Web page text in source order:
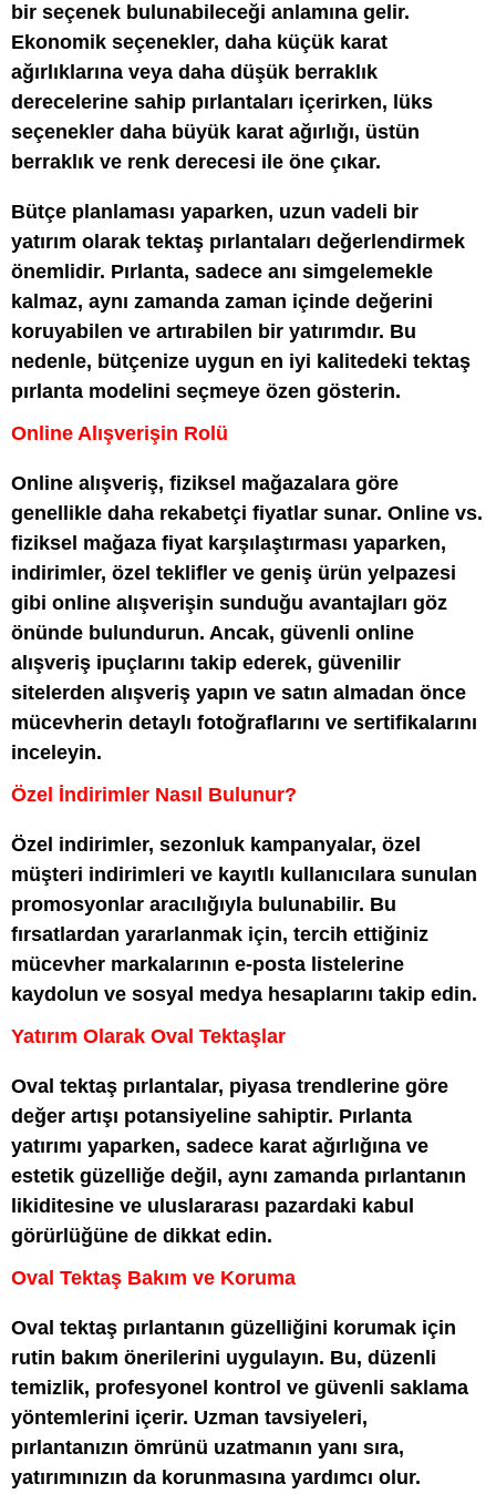
bir seçenek bulunabileceği anlamına gelir.
Ekonomik seçenekler, daha küçük karat
ağırlıklarına veya daha düşük berraklık
derecelerine sahip pırlantaları içerirken, lüks
seçenekler daha büyük karat ağırlığı, üstün
berraklık ve renk derecesi ile öne çıkar.
Bütçe planlaması yaparken, uzun vadeli bir
yatırım olarak tektaş pırlantaları değerlendirmek
önemlidir. Pırlanta, sadece anı simgelemekle
kalmaz, aynı zamanda zaman içinde değerini
koruyabilen ve artırabilen bir yatırımdır. Bu
nedenle, bütçenize uygun en iyi kalitedeki tektaş
pırlanta modelini seçmeye özen gösterin.
Online Alışverişin Rolü
Online alışveriş, fiziksel mağazalara göre
genellikle daha rekabetçi fiyatlar sunar. Online vs.
fiziksel mağaza fiyat karşılaştırması yaparken,
indirimler, özel teklifler ve geniş ürün yelpazesi
gibi online alışverişin sunduğu avantajları göz
önünde bulundurun. Ancak, güvenli online
alışveriş ipuçlarını takip ederek, güvenilir
sitelerden alışveriş yapın ve satın almadan önce
mücevherin detaylı fotoğraflarını ve sertifikalarını
inceleyin.
Özel İndirimler Nasıl Bulunur?
Özel indirimler, sezonluk kampanyalar, özel
müşteri indirimleri ve kayıtlı kullanıcılara sunulan
promosyonlar aracılığıyla bulunabilir. Bu
fırsatlardan yararlanmak için, tercih ettiğiniz
mücevher markalarının e-posta listelerine
kaydolun ve sosyal medya hesaplarını takip edin.
Yatırım Olarak Oval Tektaşlar
Oval tektaş pırlantalar, piyasa trendlerine göre
değer artışı potansiyeline sahiptir. Pırlanta
yatırımı yaparken, sadece karat ağırlığına ve
estetik güzelliğe değil, aynı zamanda pırlantanın
likiditesine ve uluslararası pazardaki kabul
görürlüğüne de dikkat edin.
Oval Tektaş Bakım ve Koruma
Oval tektaş pırlantanın güzelliğini korumak için
rutin bakım önerilerini uygulayın. Bu, düzenli
temizlik, profesyonel kontrol ve güvenli saklama
yöntemlerini içerir. Uzman tavsiyeleri,
pırlantanızın ömrünü uzatmanın yanı sıra,
yatırımınızın da korunmasına yardımcı olur.